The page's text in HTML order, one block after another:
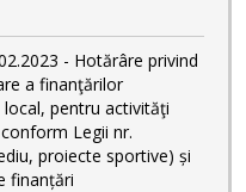
- Hotărâre privind
a finanţărilor
pentru activităţi
Legii nr.
proiecte sportive) și
finanțări